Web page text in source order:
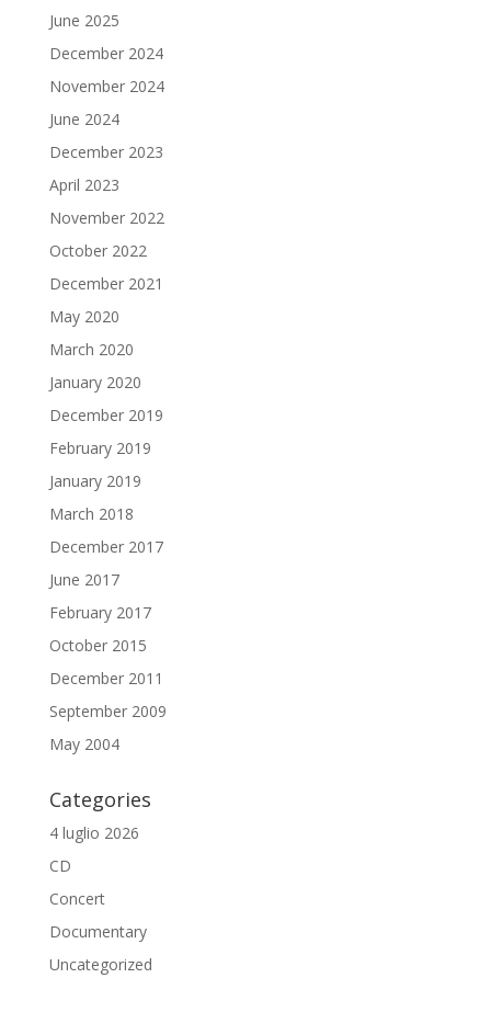
June 2025
December 2024
November 2024
June 2024
December 2023
April 2023
November 2022
October 2022
December 2021
May 2020
March 2020
January 2020
December 2019
February 2019
January 2019
March 2018
December 2017
June 2017
February 2017
October 2015
December 2011
September 2009
May 2004
Categories
4 luglio 2026
CD
Concert
Documentary
Uncategorized